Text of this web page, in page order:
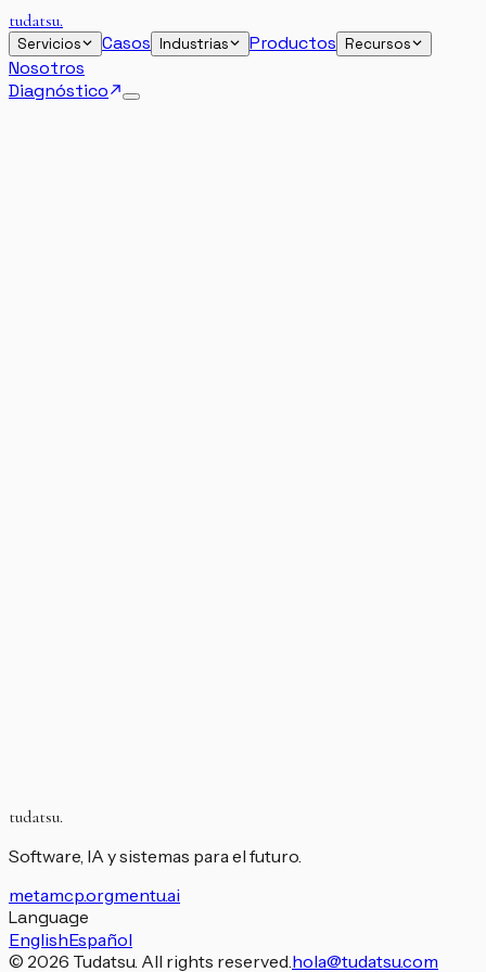
tudatsu.
Servicios Casos Industrias Productos Recursos
Nosotros
Diagnóstico
tudatsu.
Software, IA y sistemas para el futuro.
metamcp.orgmentu.ai
Language
EnglishEspañol
© 2026 Tudatsu. All rights reserved.hola@tudatsu.com